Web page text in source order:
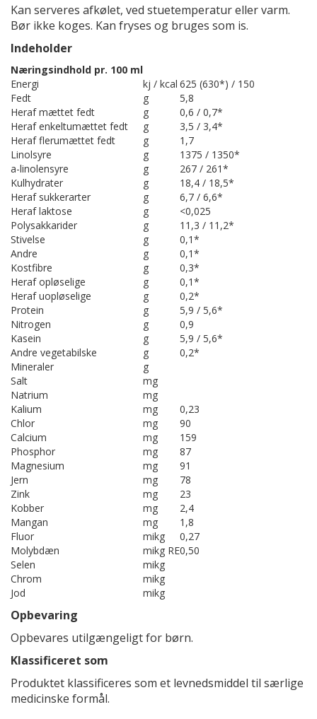
Kan serveres afkølet, ved stuetemperatur eller varm.
Bør ikke koges. Kan fryses og bruges som is.
Indeholder
Næringsindhold pr. 100 ml
Energi
kj / kcal 625 (630*) / 150
Fedt
g
5,8
Heraf mættet fedt
g
0,6 / 0,7*
Heraf enkeltumættet fedt
g
3,5 / 3,4*
Heraf flerumættet fedt
g
1,7
Linolsyre
g
1375 / 1350*
a-linolensyre
g
267 / 261*
Kulhydrater
g
18,4 / 18,5*
Heraf sukkerarter
g
6,7 / 6,6*
Heraf laktose
g
<0,025
Polysakkarider
g
11,3 / 11,2*
Stivelse
g
0,1*
Andre
g
0,1*
Kostfibre
g
0,3*
Heraf opløselige
g
0,1*
Heraf uopløselige
g
0,2*
Protein
g
5,9 / 5,6*
Nitrogen
g
0,9
Kasein
g
5,9 / 5,6*
Andre vegetabilske
g
0,2*
Mineraler
g
Salt
mg
Natrium
mg
Kalium
mg
0,23
Chlor
mg
90
Calcium
mg
159
Phosphor
mg
87
Magnesium
mg
91
Jern
mg
78
Zink
mg
23
Kobber
mg
2,4
Mangan
mg
1,8
Fluor
mikg
0,27
Molybdæn
mikg RE0,50
Selen
mikg
Chrom
mikg
Jod
mikg
Opbevaring
Opbevares utilgængeligt for børn.
Klassificeret som
Produktet klassificeres som et levnedsmiddel til særlige
medicinske formål.